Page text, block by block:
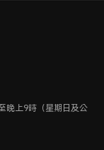
晚上9時（星期日及公